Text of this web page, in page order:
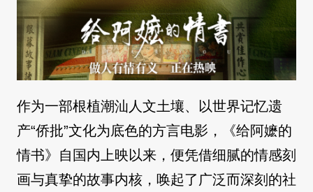
作为一部根植潮汕人文土壤、以世界记忆遗
产“侨批”文化为底色的方言电影，《给阿嬷的
情书》自国内上映以来，便凭借细腻的情感刻
画与真挚的故事内核，唤起了广泛而深刻的社